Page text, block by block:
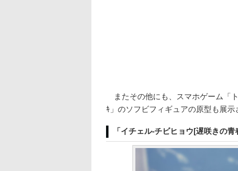
またその他にも、スマホゲーム「
ｷ」のソフビフィギュアの原型も展示
「イチェル-チビヒョウ[遅咲きの青